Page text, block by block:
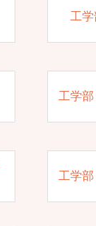
工
工学
工学